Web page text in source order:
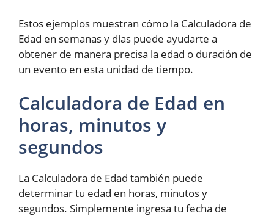
Estos ejemplos muestran cómo la Calculadora de
Edad en semanas y días puede ayudarte a
obtener de manera precisa la edad o duración de
un evento en esta unidad de tiempo.
Calculadora de Edad en
horas, minutos y
segundos
La Calculadora de Edad también puede
determinar tu edad en horas, minutos y
segundos. Simplemente ingresa tu fecha de